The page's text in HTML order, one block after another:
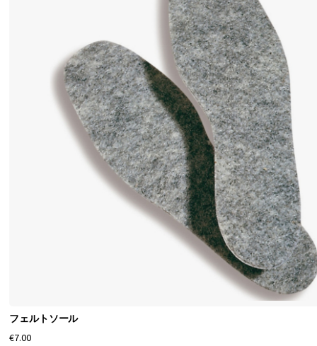
フェルトソール
€7.00